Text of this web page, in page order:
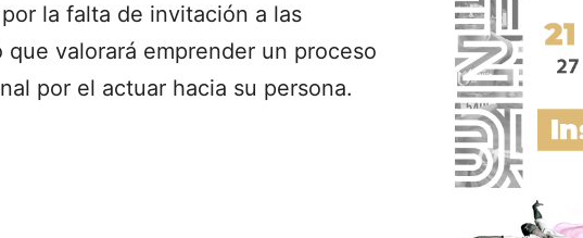
la falta de invitación a las
valorará emprender un proceso
por el actuar hacia su persona.